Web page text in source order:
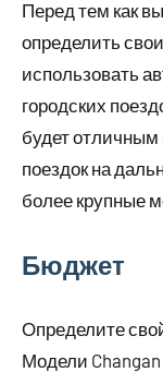
Перед тем как
определить
использовать
городских
будет
поездок на
более крупные
Бюджет
Определите
Модели